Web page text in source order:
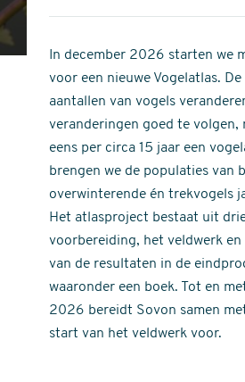
stars
of
stars
In december 2026 starten we
voor een nieuwe Vogelatlas.
aantallen van vogels
veranderingen goed te volgen,
eens per circa 15 jaar een
brengen we de populaties van
overwinterende én trekvogels
Het atlasproject bestaat uit
voorbereiding, het veldwerk en
van de resultaten in de
waaronder een boek. Tot en
2026 bereidt Sovon samen
start van het veldwerk voor.